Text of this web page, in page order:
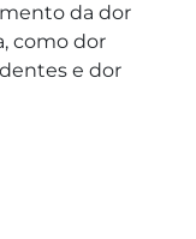
da dor
como dor
e dor